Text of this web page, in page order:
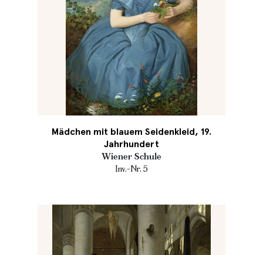
Mädchen mit blauem Seidenkleid, 19.
Jahrhundert
Wiener Schule
Inv.-Nr. 5